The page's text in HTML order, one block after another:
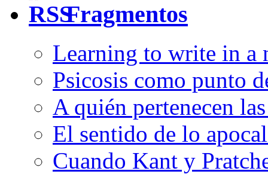
Fragmentos
Learning to write in a
Psicosis como punto
A quién pertenecen
El sentido de lo
Cuando Kant y